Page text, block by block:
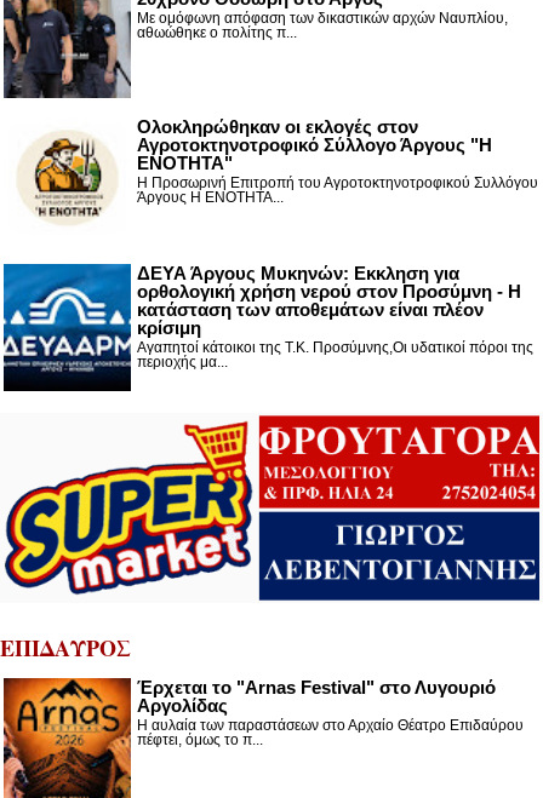
Με ομόφωνη απόφαση των δικαστικών αρχών Ναυπλίου,
αθωώθηκε ο πολίτης π...
Ολοκληρώθηκαν οι εκλογές στον
Αγροτοκτηνοτροφικό Σύλλογο Άργους "Η
ΕΝΟΤΗΤΑ"
Η Προσωρινή Επιτροπή του Αγροτοκτηνοτροφικού Συλλόγου
Άργους Η ΕΝΟΤΗΤΑ...
ΔΕΥΑ Άργους Μυκηνών: Εκκληση για
ορθολογική χρήση νερού στον Προσύμνη - Η
κατάσταση των αποθεμάτων είναι πλέον
κρίσιμη
Αγαπητοί κάτοικοι της Τ.Κ. Προσύμνης,Οι υδατικοί πόροι της
περιοχής μα...
ΕΠΙΔΑΥΡΟΣ
Έρχεται το "Arnas Festival" στο Λυγουριό
Αργολίδας
Η αυλαία των παραστάσεων στο Αρχαίο Θέατρο Επιδαύρου
πέφτει, όμως το π...